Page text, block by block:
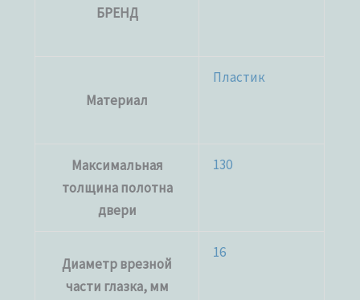
БРЕНД
Материал
Пластик
Максимальная
толщина полотна
двери
130
Диаметр врезной
части глазка, мм
16